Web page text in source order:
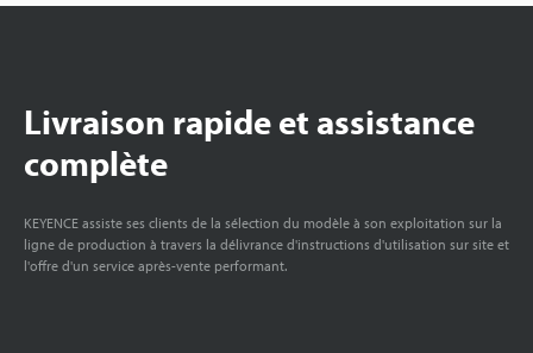
Livraison rapide et assistance
complète
KEYENCE assiste ses clients de la sélection du modèle à son exploitation sur la
ligne de production à travers la délivrance d'instructions d'utilisation sur site et
l'offre d'un service après-vente performant.